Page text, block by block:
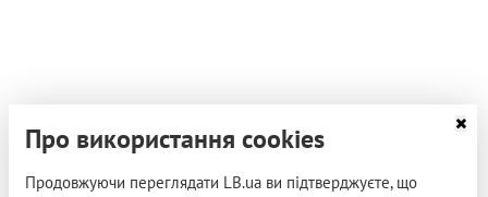
Про використання cookies
Продовжуючи переглядати LB.ua ви підтверджуєте, що